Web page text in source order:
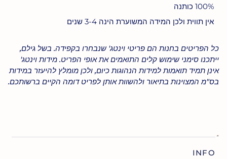
100% כותנה
אין תווית ולכן המידה המשוערת הינה 3-4 שנים
כל הפריטים בחנות הם פריטי וינטג' שנבחרו בקפידה. בשל גילם,
ייתכנו סימני שימוש קלים התואמים את אופי הפריט. מידות וינטג'
אינן תמיד תואמות למידות הנהוגות כיום, ולכן מומלץ להיעזר במידות
בס"מ המצוינות בתיאור ולהשוות אותן לפריט דומה הקיים ברשותכם.
INFO